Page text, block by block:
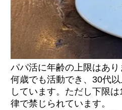
20代の戦略｜素直さと将
る
30代の戦略｜会話力と
る
40代以上の戦略｜知性
パパ活に年齢の上限はあ
何歳でも活動でき、30代
しています。ただし下限
律で禁じられています。